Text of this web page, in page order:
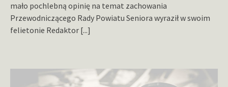
mało pochlebną opinię na temat zachowania
Przewodniczącego Rady Powiatu Seniora wyraził w swoim
felietonie Redaktor [...]